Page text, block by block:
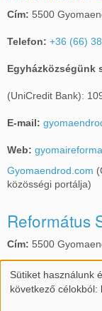
Cím: 5500
Telefon: +36 (66)
Egyházközségünk
(UniCredit Bank):
E-mail:
Web:
Gyomaendrod.com
közösségi portálja)
Református
Cím: 5500
Telefon: +36 (66)
Személyes
Sütiket használunk
következő célokból: